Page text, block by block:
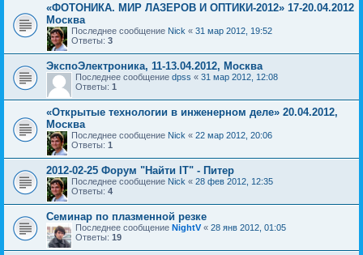
«ФОТОНИКА. МИР ЛАЗЕРОВ И ОПТИКИ-2012» 17-20.04.2012
Москва
Последнее сообщение Nick « 31 мар 2012, 19:52
Ответы: 3
ЭкспоЭлектроника, 11-13.04.2012, Москва
Последнее сообщение dpss « 31 мар 2012, 12:08
Ответы: 1
«Открытые технологии в инженерном деле» 20.04.2012,
Москва
Последнее сообщение Nick « 22 мар 2012, 20:06
Ответы: 1
2012-02-25 Форум "Найти IT" - Питер
Последнее сообщение Nick « 28 фев 2012, 12:35
Ответы: 4
Семинар по плазменной резке
Последнее сообщение NightV« 28 янв 2012, 01:05
Ответы: 19